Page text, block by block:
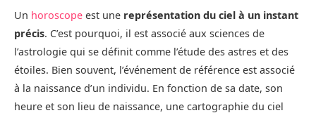
Un horoscope est une représentation du ciel à un instant
précis. C’est pourquoi, il est associé aux sciences de
l’astrologie qui se définit comme l’étude des astres et des
étoiles. Bien souvent, l’événement de référence est associé
à la naissance d’un individu. En fonction de sa date, son
heure et son lieu de naissance, une cartographie du ciel